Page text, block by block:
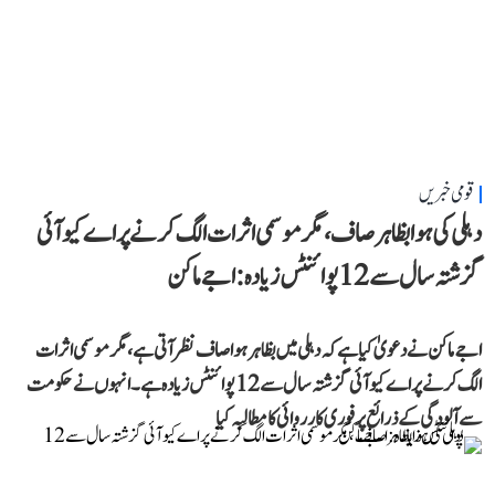
قومی خبریں
دہلی کی ہوا بظاہر صاف، مگر موسمی اثرات الگ کرنے پر اے کیو آئی
گزشتہ سال سے 12 پوائنٹس زیادہ: اجے ماکن
اجے ماکن نے دعویٰ کیا ہے کہ دہلی میں بظاہر ہوا صاف نظر آتی ہے، مگر موسمی اثرات
الگ کرنے پر اے کیو آئی گزشتہ سال سے 12 پوائنٹس زیادہ ہے۔ انہوں نے حکومت
سے آلودگی کے ذرائع پر فوری کارروائی کا مطالبہ کیا